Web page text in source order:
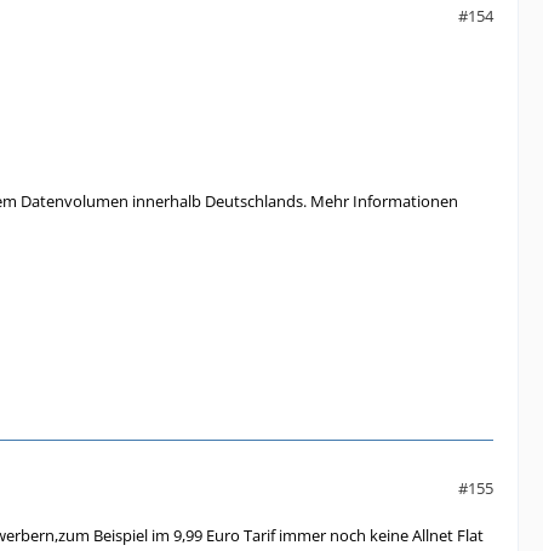
#154
Datenvolumen innerhalb Deutschlands. Mehr Informationen
#155
Beispiel im 9,99 Euro Tarif immer noch keine Allnet Flat